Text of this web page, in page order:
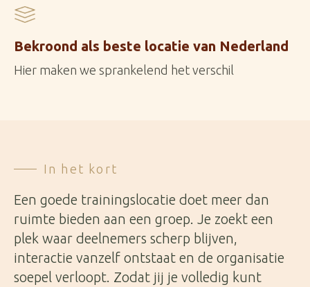
Bekroond als beste locatie van Nederland
Hier maken we sprankelend het verschil
In het kort
Een goede trainingslocatie doet meer dan
ruimte bieden aan een groep. Je zoekt een
plek waar deelnemers scherp blijven,
interactie vanzelf ontstaat en de organisatie
soepel verloopt. Zodat jij je volledig kunt